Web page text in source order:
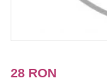
28 RON